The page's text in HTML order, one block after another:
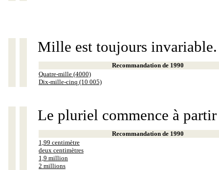
Mille est toujours invariable.
Recommandation de 1990
Quatre-mille (4000)
Dix-mille-cinq (10 005)
Le pluriel commence à
Recommandation de 1990
1,99 centimètre
deux centimètres
1,9 million
2 millions